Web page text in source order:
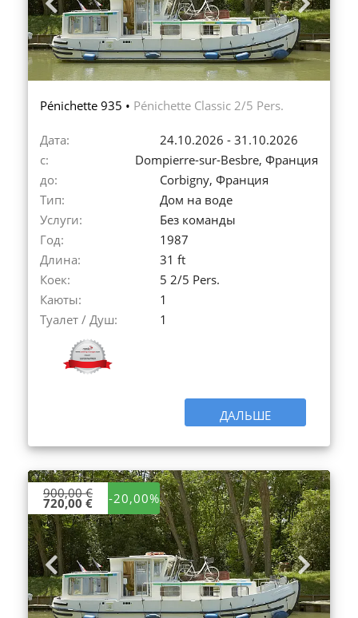
Previous Next
Pénichette 935 • Pénichette Classic 2/5 Pers.
Дата:
24.10.2026 - 31.10.2026
с:
Dompierre-sur-Besbre, Франция
до:
Corbigny, Франция
Тип:
Дом на воде
Услуги:
Без команды
Год:
1987
Длина:
31 ft
Коек:
5 2/5 Pers.
Каюты:
1
Туалет / Душ:
1
ДАЛЬШЕ
-20,00%
900,00 €
720,00 €
Previous Next